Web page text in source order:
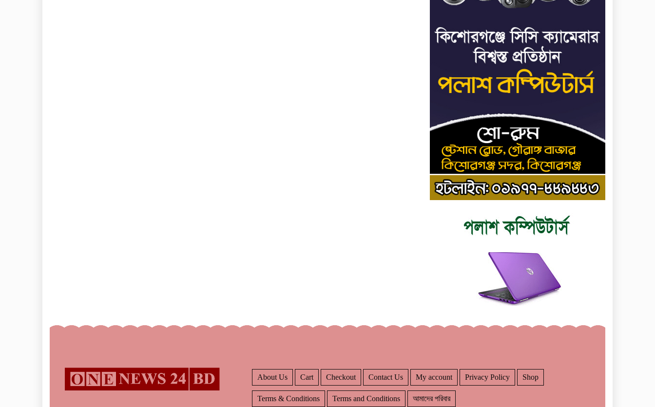
ছবি নেই, সেটা কোনো
ডকুমেন্টারি নয়: ভারপ্রাপ্ত
রাষ্ট্রপতি
আমরা যদি বলি জুলাই কার,
জুলাই কার— জুলাই কারোই
থাকবে না: স্বরাষ্ট্রমন্ত্রী
গণঅভ্যুত্থানের শহীদ
আব্দুল্লাহ বিন জাহিদের কবরে
শ্রদ্ধা নিবেদন
About Us Cart Checkout Contact Us My account Privacy Policy Shop
Terms & Conditions Terms and Conditions আমাদের পরিবার